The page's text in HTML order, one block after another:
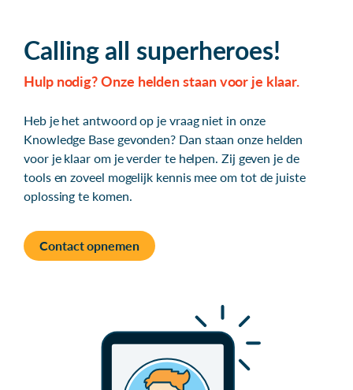
Calling all superheroes!
Hulp nodig? Onze helden staan voor je klaar.
Heb je het antwoord op je vraag niet in onze
Knowledge Base gevonden? Dan staan onze helden
voor je klaar om je verder te helpen. Zij geven je de
tools en zoveel mogelijk kennis mee om tot de juiste
oplossing te komen.
Contact opnemen